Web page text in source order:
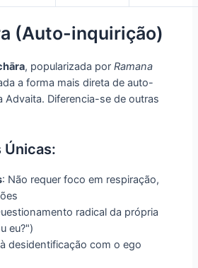
(Auto-inquirição)
, popularizada porRamana
a forma mais direta de auto-
Advaita. Diferencia-se de outras
: Não requer foco em respiração,
radical da própria
eu?")
desidentificação com o ego